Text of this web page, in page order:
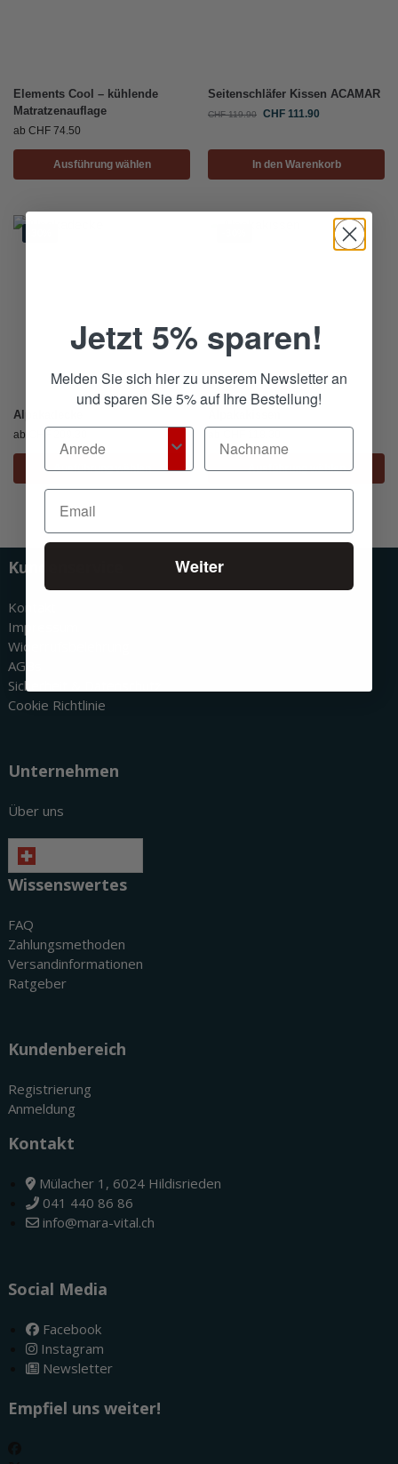
Elements Cool – kühlende
Matratzenauflage
ab CHF 74.50
Ausführung wählen
Seitenschläfer Kissen ACAMAR
CHF119.90 CHF 111.90
In den Warenkorb
Alpakadecke
ab
Ausführung wählen Ausführung wählen
Kundenservice
Kontakt
Impressum
Widerrufsbelehrung
AGBs
Sicherheit & Datenschutz
Cookie Richtlinie
Unternehmen
Über uns
Wissenswertes
FAQ
Zahlungsmethoden
Versandinformationen
Ratgeber
Kundenbereich
Registrierung
Anmeldung
Kontakt
Mülacher 1, 6024 Hildisrieden
041 440 86 86
info@mara-vital.ch
Social Media
Facebook
Instagram
Newsletter
Empfiel uns weiter!
Jetzt 5% sparen!
Melden Sie sich hier zu unserem Newsletter an
und sparen Sie 5% auf Ihre Bestellung!
Weiter